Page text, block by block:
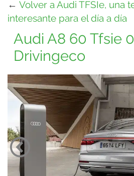
← Volver a Audi TFSIe, una
interesante para el día a día
Audi A8 60 Tfsie
Drivingeco